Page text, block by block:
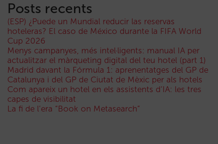
Posts recents
(ESP) ¿Puede un Mundial reducir las reservas
hoteleras? El caso de México durante la FIFA World
Cup 2026
Menys campanyes, més intel·ligents: manual IA per
actualitzar el màrqueting digital del teu hotel (part 1)
Madrid davant la Fórmula 1: aprenentatges del GP de
Catalunya i del GP de Ciutat de Mèxic per als hotels
Com apareix un hotel en els assistents d’IA: les tres
capes de visibilitat
La fi de l’era “Book on Metasearch”